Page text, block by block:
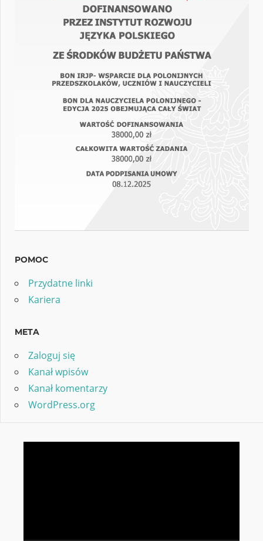
POMOC
Przydatne linki
Kariera
META
Zaloguj się
Kanał wpisów
Kanał komentarzy
WordPress.org